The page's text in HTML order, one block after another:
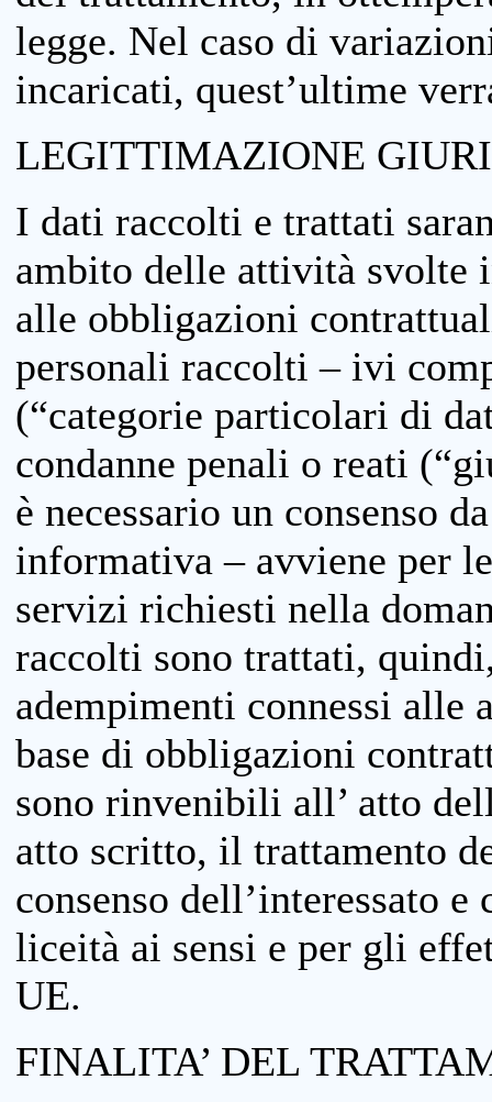
legge. Nel caso di
incaricati, quest’ultime
LEGITTIMAZIONE
I dati raccolti e trattati
ambito delle attività svolte
alle obbligazioni
personali raccolti – ivi
(“categorie particolari di
condanne penali o reati
è necessario un consenso
informativa – avviene per
servizi richiesti nella
raccolti sono trattati,
adempimenti connessi
base di obbligazioni
sono rinvenibili all’ atto
atto scritto, il trattamento
consenso dell’interessato
liceità ai sensi e per gli
UE.
FINALITA’ DEL